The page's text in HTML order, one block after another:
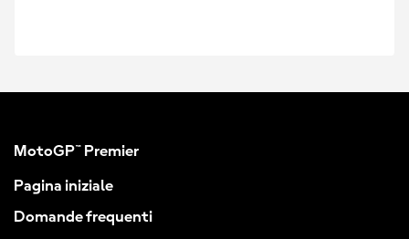
MotoGP™ Premier
Pagina iniziale
Domande frequenti